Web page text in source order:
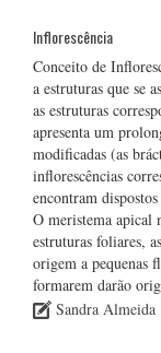
Inflorescência
Conceito de
a estruturas que se
as estruturas
apresenta um
modificadas (as
inflorescências
encontram
O meristema apical
estruturas foliares,
origem a pequenas
formarem darão
Sandra Almeida